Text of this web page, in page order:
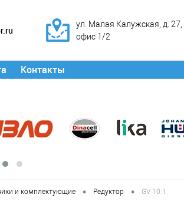
ул. Малая Калужская, д. 27,
офис 1/2
Контакты
и комплектующие • Редуктор • GV 10:1